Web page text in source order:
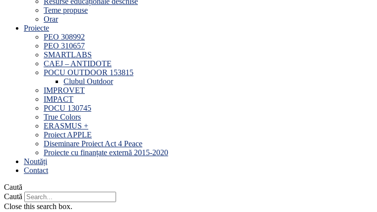
Teme propuse
Orar
Proiecte
PEO 308992
PEO 310657
SMARTLABS
CAEJ – ANTIDOTE
POCU OUTDOOR 153815
Clubul Outdoor
IMPROVET
IMPACT
POCU 130745
True Colors
ERASMUS +
Proiect APPLE
Diseminare Proiect Act 4 Peace
Proiecte cu finanțate externă 2015-2020
Noutăți
Contact
Caută
Caută
Close this search box.